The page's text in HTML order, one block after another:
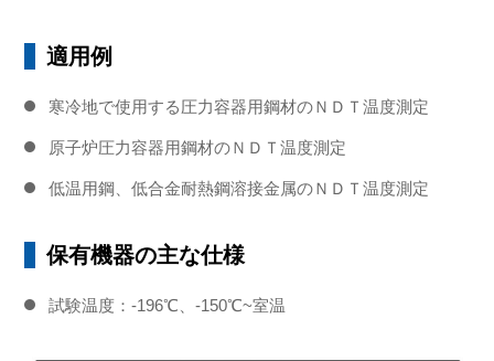
適用例
寒冷地で使用する圧力容器用鋼材のＮＤＴ温度測定
原子炉圧力容器用鋼材のＮＤＴ温度測定
低温用鋼、低合金耐熱鋼溶接金属のＮＤＴ温度測定
保有機器の主な仕様
試験温度：-196℃、-150℃~室温